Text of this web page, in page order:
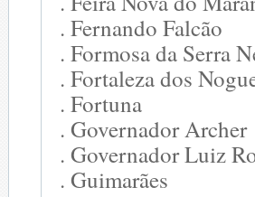
. Fernando Falcão
. Formosa da Serra
. Fortaleza dos
. Fortuna
. Governador Archer
. Governador Luiz
. Guimarães